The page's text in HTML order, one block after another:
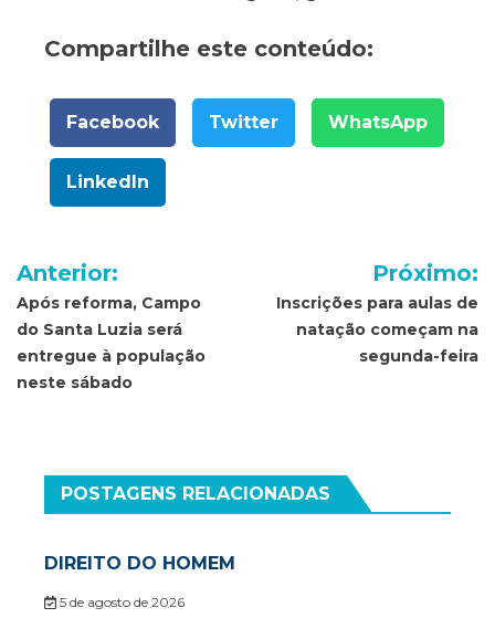
Compartilhe este conteúdo:
Facebook Twitter WhatsApp
LinkedIn
Navegação
de
Post
Anterior:
Após reforma, Campo
do Santa Luzia será
entregue à população
neste sábado
Próximo:
Inscrições para aulas de
natação começam na
segunda-feira
POSTAGENS RELACIONADAS
DIREITO DO HOMEM
5 de agosto de 2026